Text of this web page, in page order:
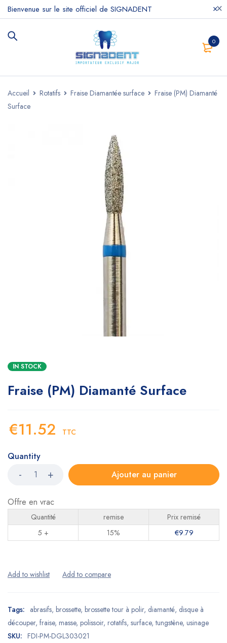
Bienvenue sur le site officiel de SIGNADENT
0
Accueil Rotatifs Fraise Diamantée surface
Fraise (PM) Diamanté
Surface
IN STOCK
Fraise (PM) Diamanté Surface
€11.52 TTC
Quantity
Ajouter au panier
Offre en vrac
Quantité remise
Prix remisé
5 +
15% €9.79
Tags: abrasifs, brossette, brossette tour à polir, diamanté, disque à
découper, fraise, masse, polissoir, rotatifs, surface,tungstène, usinage
SKU: FDI-PM-DGL303021